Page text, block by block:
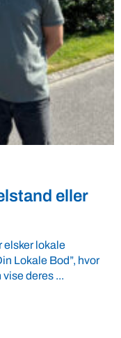
strategisk
ordnede forhold, som
tider. VBF byder